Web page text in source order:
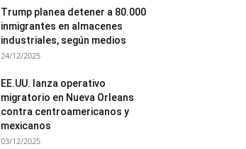
Trump planea detener a 80.000
inmigrantes en almacenes
industriales, según medios
24/12/2025
EE.UU. lanza operativo
migratorio en Nueva Orleans
contra centroamericanos y
mexicanos
03/12/2025